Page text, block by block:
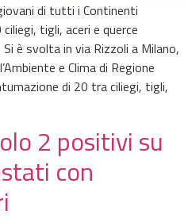
di tutti i Continenti
tigli, aceri e querce
è svolta in via Rizzoli a Milano,
e Clima di Regione
di 20 tra ciliegi, tigli,
2 positivi su
con